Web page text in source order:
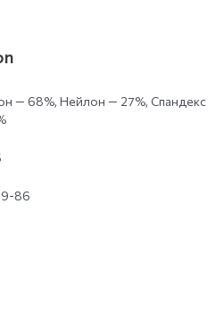
— 68%, Нейлон — 27%, Спандекс
86